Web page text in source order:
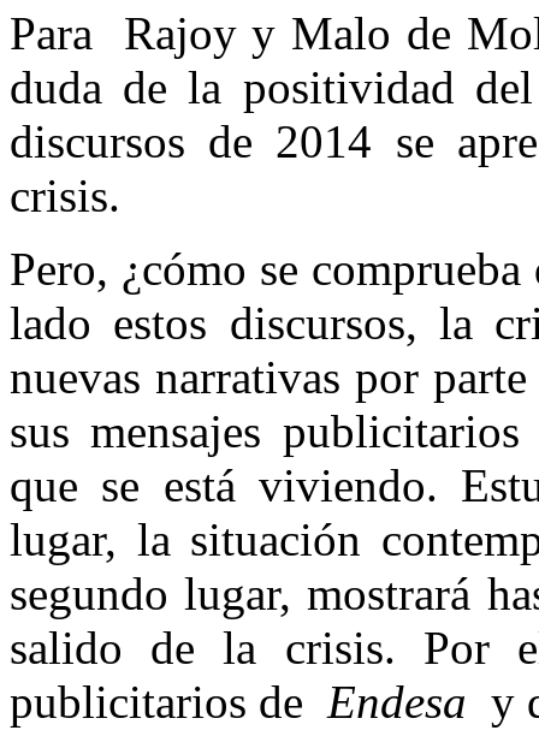
Para Rajoy y Malo de
duda de la positividad
discursos de 2014 se
crisis.
Pero, ¿cómo se
lado estos discursos, la
nuevas narrativas por
sus mensajes
que se está viviendo.
lugar, la situación
segundo lugar, mostrará
salido de la crisis. Por
publicitarios de Endesa y